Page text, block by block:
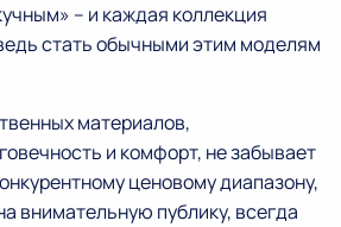
– и каждая коллекция
стать обычными этим моделям
материалов,
и комфорт, не забывает
ценовому диапазону,
внимательную публику, всегда